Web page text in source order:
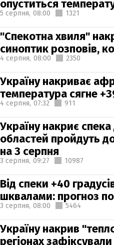
опуститься
5 серпня, 08:00 1321
"Спекотна хвиля"
синоптик розповів,
4 серпня, 08:00 2350
Україну накриває
температура сягне
4 серпня, 07:32 911
Україну накриє
областей пройдуть
на 3 серпня
3 серпня, 09:27 10987
Від спеки +40
шквалами: прогноз
3 серпня, 08:00 5464
Україну накрив
регіонах